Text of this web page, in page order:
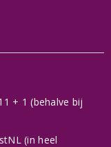
+ 1 (behalve bij
(in heel